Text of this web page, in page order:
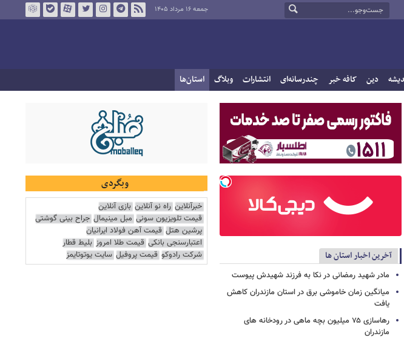
جمعه ۱۶ مرداد ۱۴۰۵
دین کافه خبر چندرسانه‌ای انتشارات وبلاگ استان‌ها
آخرین اخبار استان ها
مادر شهید رمضانی در نکا به فرزند شهیدش پیوست
میانگین زمان خاموشی برق در استان مازندران کاهش
یافت
رهاسازی ۷۵ میلیون بچه ماهی در رودخانه های
مازندران
وبگردی
خبرآنلاین راه نو آنلاین بازی آنلاین
قیمت تلویزیون سونی مبل مینیمال جراح بینی گوشتی
پرشین هتل قیمت آهن فولاد ایرانیان
اعتبارسنجی بانکی قیمت طلا امروز بلیط قطار
شرکت رادوکو قیمت پروفیل سایت یوتوتایمز